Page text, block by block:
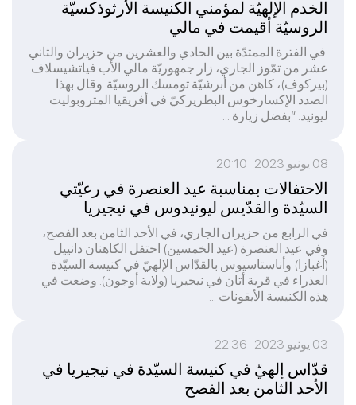
الخدم الإلهيّة لمؤمني الكنيسة الأرثوذكسيّة
الروسيّة أقيمت في مالي
في الفترة الممتدّة بين الحادي والعشرين من حزيران والثاني
عشر من تمّوز الجاري، زار جمهوريّة مالي الأب فياتشيسلاف
(بيركوف)، كاهن من أبرشيّة تومسك الروسيّة. وقال بهذا
الصدد الإكسارخوس البطريركيّ في أفريقيا المتروبوليت
ليونيد: “بفضل زيارة ...
08 يونيو 2023 20:10
الاحتفالات بمناسبة عيد العنصرة في رعيّتي
السيّدة والقدّيس ليونيدوس في نيجيريا
في الرابع من حزيران الجاري، في الأحد الثامن بعد الفصح،
وفي عيد العنصرة (عيد الخمسين) احتفل الكاهنان دانييل
(أغبازا) وأناستاسيوس بالقدّاس الإلهيّ في كنيسة السيّدة
العذراء في قرية أتان في نيجيريا (ولاية أوجون). وضعت في
هذه الكنيسة الأيقونات ...
03 يونيو 2023 22:36
قدّاس إلهيّ في كنيسة السيّدة في نيجيريا في
الأحد الثامن بعد الفصح